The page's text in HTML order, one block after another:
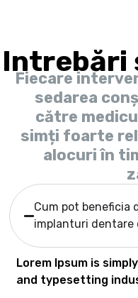
Intrebări
Fiecare
sedarea
către
simți foarte
alocuri în
Cum pot beneficia
implanturi dentare
Lorem Ipsum is
and typesetting